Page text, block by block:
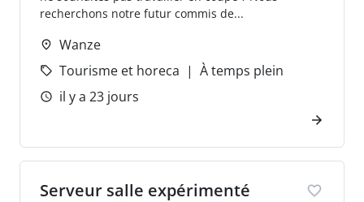
recherchons notre futur commis de...
Wanze
Tourisme et horeca
À temps plein
il y a 23 jours
Serveur salle expérimenté